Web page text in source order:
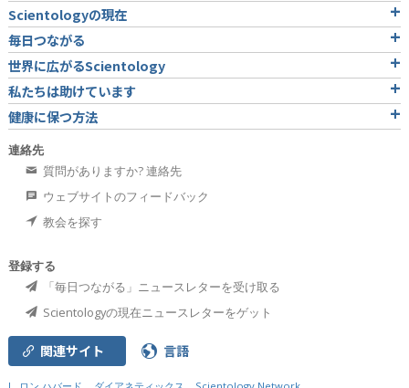
Scientologyの現在
毎日つながる
世界に広がるScientology
私たちは助けています
健康に保つ方法
連絡先
質問がありますか? 連絡先
ウェブサイトのフィードバック
教会を探す
登録する
「毎日つながる」ニュースレターを受け取る
Scientologyの現在ニュースレターをゲット
関連サイト 言語